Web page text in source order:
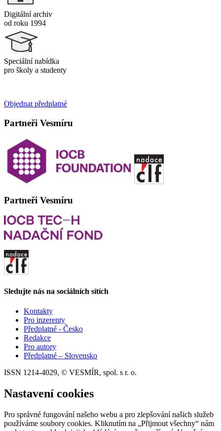
Digitální archiv
od roku 1994
Speciální nabídka
pro školy a studenty
Objednat předplatné
Partneři Vesmíru
Partneři Vesmíru
Sledujte nás na sociálních sítích
Kontakty
Pro inzerenty
Předplatné - Česko
Redakce
Pro autory
Předplatné – Slovensko
ISSN 1214-4029, © VESMÍR, spol. s r. o.
Nastavení cookies
Pro správné fungování našeho webu a pro zlepšování našich služeb
používáme soubory cookies. Kliknutím na „Přijmout všechny“ nám